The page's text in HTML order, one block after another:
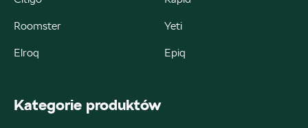
czesci@autorudkielce.pl
Roomster Yeti
Elroq Epiq
Kategorie produktów